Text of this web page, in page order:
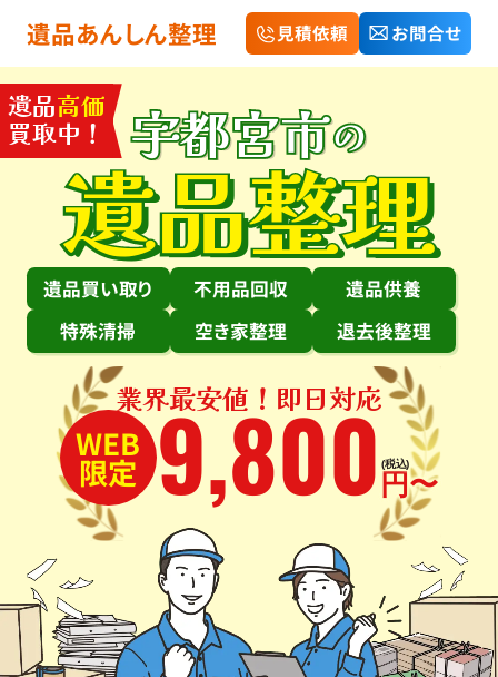
遺品あんしん整理 見積依頼 お問合せ
宇都宮市の
遺品整理
遺品買い取り 不用品回収
遺品供養
特殊清掃
空き家整理 退去後整理
業界最安値！即日対応
WEB
限定 9,800円〜
(税込)
遺品高価
買取中！